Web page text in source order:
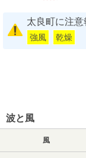
太良町に注
強風 乾燥
波と風
風